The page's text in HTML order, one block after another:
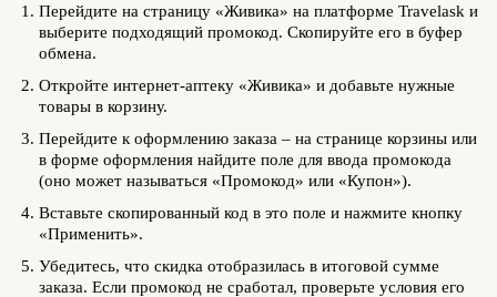
Перейдите на страницу «Живика» на платформе Travelask и
выберите подходящий промокод. Скопируйте его в буфер
обмена.
Откройте интернет-аптеку «Живика» и добавьте нужные
товары в корзину.
Перейдите к оформлению заказа – на странице корзины или
в форме оформления найдите поле для ввода промокода
(оно может называться «Промокод» или «Купон»).
Вставьте скопированный код в это поле и нажмите кнопку
«Применить».
Убедитесь, что скидка отобразилась в итоговой сумме
заказа. Если промокод не сработал, проверьте условия его